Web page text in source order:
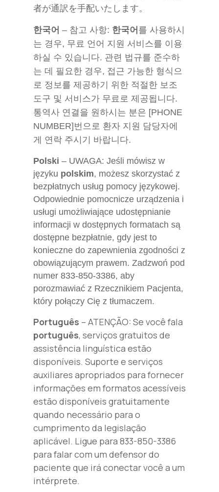
者が通訳を手配いたします。
한국어 – 참고 사항: 한국어 를 사용하시
는 경우, 무료 언어 지원 서비스를 이용
하실 수 있습니다. 관련 법규를 준수하
는 데 필요한 경우, 접근 가능한 형식으
로 정보를 제공하기 위한 적절한 보조
도구 및 서비스가 무료로 제공됩니다.
통역사 연결을 원하시는 분은 [PHONE
NUMBER]번으로 환자 지원 담당자에
게 연락 주시기 바랍니다.
Polski – UWAGA: Jeśli mówisz w
języku polskim, możesz skorzystać z
bezpłatnych usług pomocy językowej.
Odpowiednie pomocnicze urządzenia i
usługi umożliwiające udostępnianie
informacji w dostępnych formatach są
dostępne bezpłatnie, gdy jest to
konieczne do zapewnienia zgodności z
obowiązującym prawem. Zadzwoń pod
numer 833-850-3386, aby
porozmawiać z Rzecznikiem Pacjenta,
który połączy Cię z tłumaczem.
Português – ATENÇÃO: Se você fala
português, serviços gratuitos de
assistência linguística estão
disponíveis. Suporte e serviços
auxiliares apropriados para fornecer
informações em formatos acessíveis
estão disponíveis gratuitamente
quando necessário para o
cumprimento da legislação
aplicável. Ligue para 833-850-3386
para falar com um defensor do
paciente que irá conectar você a um
intérprete.